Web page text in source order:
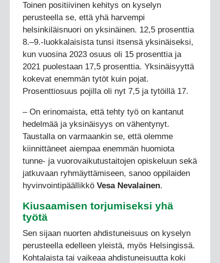
Toinen positiivinen kehitys on kyselyn
perusteella se, että yhä harvempi
helsinkiläisnuori on yksinäinen. 12,5 prosenttia
8.–9.-luokkalaisista tunsi itsensä yksinäiseksi,
kun vuosina 2023 osuus oli 15 prosenttia ja
2021 puolestaan 17,5 prosenttia. Yksinäisyyttä
kokevat enemmän tytöt kuin pojat.
Prosenttiosuus pojilla oli nyt 7,5 ja tytöillä 17.
– On erinomaista, että tehty työ on kantanut
hedelmää ja yksinäisyys on vähentynyt.
Taustalla on varmaankin se, että olemme
kiinnittäneet aiempaa enemmän huomiota
tunne- ja vuorovaikutustaitojen opiskeluun sekä
jatkuvaan ryhmäyttämiseen, sanoo oppilaiden
hyvinvointipäällikkö Vesa Nevalainen.
Kiusaamisen torjumiseksi yhä
työtä
Sen sijaan nuorten ahdistuneisuus on kyselyn
perusteella edelleen yleistä, myös Helsingissä.
Kohtalaista tai vaikeaa ahdistuneisuutta koki